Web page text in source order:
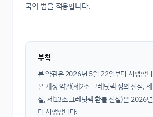
국의 법을 적용합니다.
부칙
본 약관은 2026년 5월 22일부터 시행합
본 개정 약관(제2조 크레딧팩 정의 신설,
설, 제13조 크레딧팩 환불 신설)은 2026
터 시행합니다.